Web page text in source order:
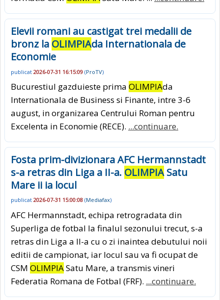
Elevii romani au castigat trei medalii de
bronz la OLIMPIAda Internationala de
Economie
publicat 2026-07-31 16:15:09 (ProTV)
Bucurestiul gazduieste prima OLIMPIAda
Internationala de Business si Finante, intre 3-6
august, in organizarea Centrului Roman pentru
Excelenta in Economie (RECE). ...continuare.
Fosta prim-divizionara AFC Hermannstadt
s-a retras din Liga a II-a. OLIMPIASatu
Mare ii ia locul
publicat 2026-07-31 15:00:08 (Mediafax)
AFC Hermannstadt, echipa retrogradata din
Superliga de fotbal la finalul sezonului trecut, s-a
retras din Liga a II-a cu o zi inaintea debutului noii
editii de campionat, iar locul sau va fi ocupat de
CSM OLIMPIASatu Mare, a transmis vineri
Federatia Romana de Fotbal (FRF). ...continuare.